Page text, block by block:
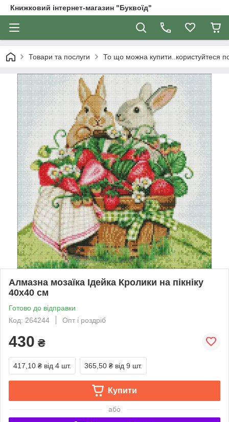
Книжковий інтернет-магазин "Буквоїд"
Товари та послуги То що можна купити..користуйтеся
Алмазна мозаїка Ідейка Кролики на пікніку
40х40 см
Готово до відправки
Код: 264244
Опт і роздріб
430 ₴
417,10 ₴ від 4 шт. 365,50 ₴ від 9 шт.
Купити
або